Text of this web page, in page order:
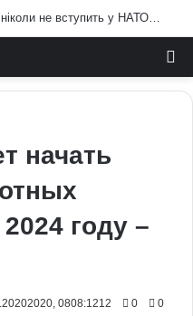
Залужний заявив, що Україна ніколи не вступить у НАТО: що він мав на увазі
начать
году –
0808:1212 0 0